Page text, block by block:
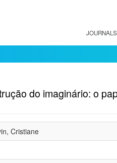
JOURNALS
do imaginário: o
Cristiane